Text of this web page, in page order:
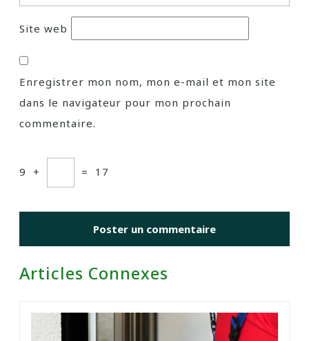
Site web
Enregistrer mon nom, mon e-mail et mon site
dans le navigateur pour mon prochain
commentaire.
9 + = 17
Articles Connexes